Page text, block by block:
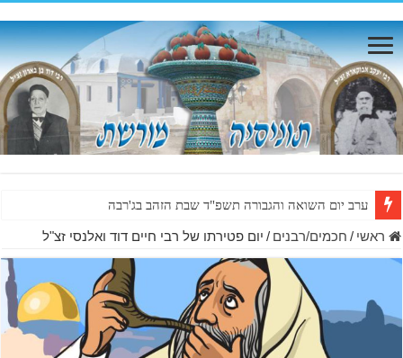
ערב יום השואה והגבורה תשפ"ד שבת הזהב בג'רבה
ראשי / חכמים/רבנים / יום פטירתו של רבי חיים דוד ואלנסי זצ"ל